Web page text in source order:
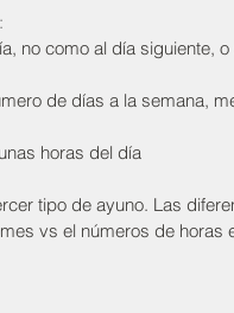
no como al día siguiente,
de días a la semana,
horas del día
tipo de ayuno. Las
vs el números de horas